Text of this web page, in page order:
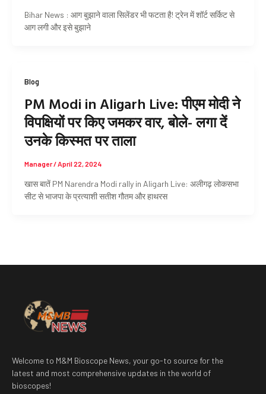
Bihar News : आग बुझाने वाला सिलेंडर भी फटता है! ट्रेन में शॉर्ट सर्किट से
आग लगी और इसे बुझाने
Blog
PM Modi in Aligarh Live: पीएम मोदी ने
विपक्षियों पर किए जमकर वार, बोले- लगा दें
उनके किस्मत पर ताला
Manager/ April 22, 2024
खास बातें PM Narendra Modi rally in Aligarh Live: अलीगढ़ लोकसभा
सीट से भाजपा के प्रत्याशी सतीश गौतम और हाथरस
Welcome to M&M Bioscope News, your go-to source for the
latest and most comprehensive updates in the world of
bioscopes!